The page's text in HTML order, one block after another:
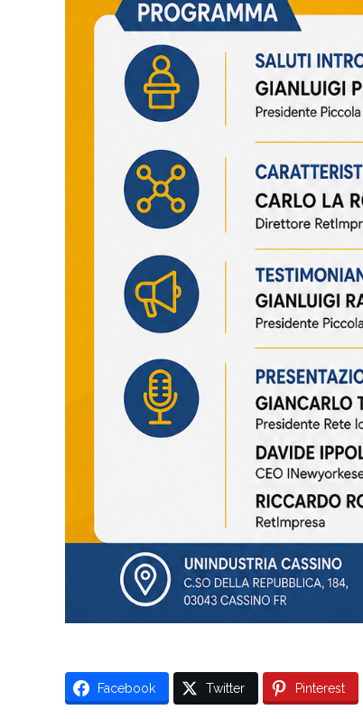
Facebook Twitter Pinterest